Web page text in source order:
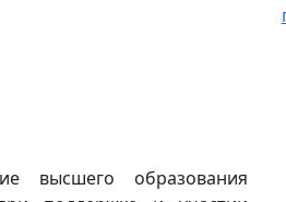
высшего образования